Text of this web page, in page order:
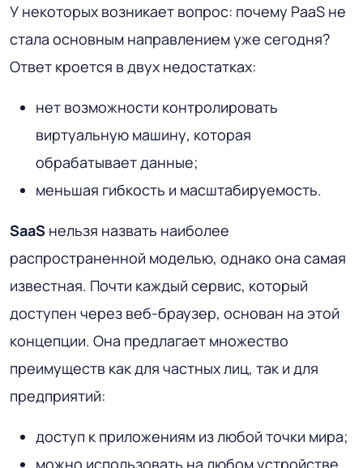
У некоторых возникает вопрос: почему PaaS не
стала основным направлением уже сегодня?
Ответ кроется в двух недостатках:
нет возможности контролировать
виртуальную машину, которая
обрабатывает данные;
меньшая гибкость и масштабируемость.
SaaS нельзя назвать наиболее
распространенной моделью, однако она самая
известная. Почти каждый сервис, который
доступен через веб-браузер, основан на этой
концепции. Она предлагает множество
преимуществ как для частных лиц, так и для
предприятий:
доступ к приложениям из любой точки мира;
можно использовать на любом устройстве